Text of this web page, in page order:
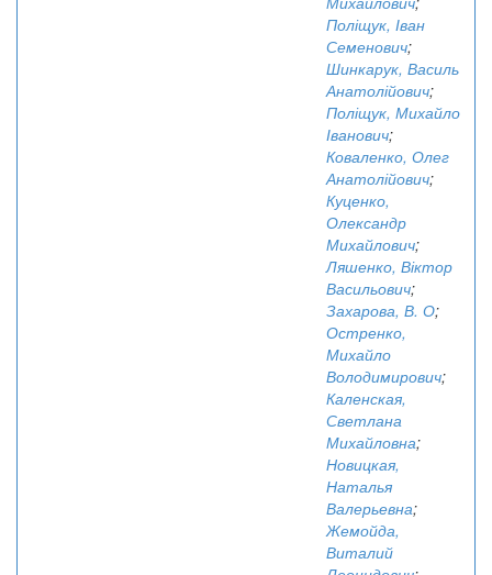
Поліщук, Іван
Семенович;
Шинкарук, Василь
Анатолійович;
Поліщук, Михайло
Іванович;
Коваленко, Олег
Анатолійович;
Куценко,
Олександр
Михайлович;
Ляшенко, Віктор
Васильович;
Захарова, В. О;
Остренко,
Михайло
Володимирович;
Каленская,
Светлана
Михайловна;
Новицкая,
Наталья
Валерьевна;
Жемойда,
Виталий